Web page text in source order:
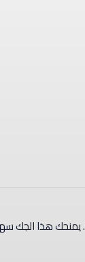
يمنحك هذا